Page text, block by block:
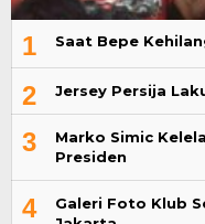
1 Saat Bepe
2 Jersey Persija
3
Marko Simic
Presiden
4
Galeri Foto Klub